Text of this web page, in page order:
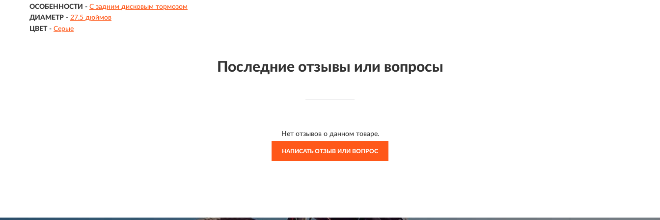
ОСОБЕННОСТИ - С задним дисковым тормозом
ДИАМЕТР - 27.5 дюймов
ЦВЕТ - Серые
Последние отзывы или вопросы
Нет отзывов о данном товаре.
НАПИСАТЬ ОТЗЫВ ИЛИ ВОПРОС